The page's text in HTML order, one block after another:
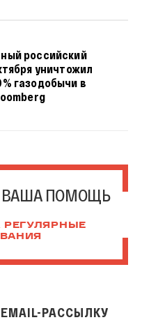
российский
уничтожил
газодобычи в
ВАША ПОМОЩЬ
РЕГУЛЯРНЫЕ
РАССЫЛКУ